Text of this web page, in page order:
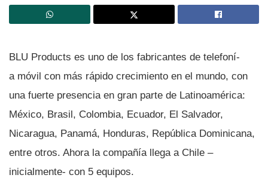
BLU Products es uno de los fabricantes de telefoní­
a móvil con más rápido crecimiento en el mundo, con
una fuerte presencia en gran parte de Latinoamérica:
México, Brasil, Colombia, Ecuador, El Salvador,
Nicaragua, Panamá, Honduras, República Dominicana,
entre otros. Ahora la compañí­a llega a Chile –
inicialmente- con 5 equipos.